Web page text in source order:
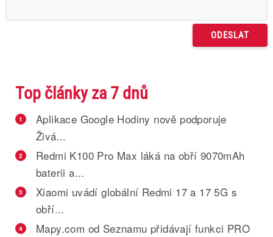
Top články za 7 dnů
1
Aplikace Google Hodiny nově podporuje
Živá...
2
Redmi K100 Pro Max láká na obří 9070mAh
baterii a...
3
Xiaomi uvádí globální Redmi 17 a 17 5G s
obří...
4
Mapy.com od Seznamu přidávají funkci PRO